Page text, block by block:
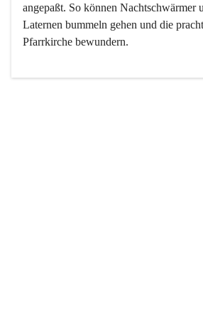
angepaßt. So können Nachtschwärmer
Laternen bummeln gehen und die
Pfarrkirche bewundern.
Der Weinbau dominert heute nicht